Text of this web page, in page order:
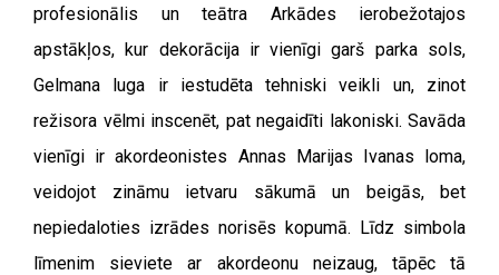
profesionālis un teātra Arkādes ierobežotajos
apstākļos, kur dekorācija ir vienīgi garš parka sols,
Gelmana luga ir iestudēta tehniski veikli un, zinot
režisora vēlmi inscenēt, pat negaidīti lakoniski. Savāda
vienīgi ir akordeonistes Annas Marijas Ivanas loma,
veidojot zināmu ietvaru sākumā un beigās, bet
nepiedaloties izrādes norisēs kopumā. Līdz simbola
līmenim sieviete ar akordeonu neizaug, tāpēc tā